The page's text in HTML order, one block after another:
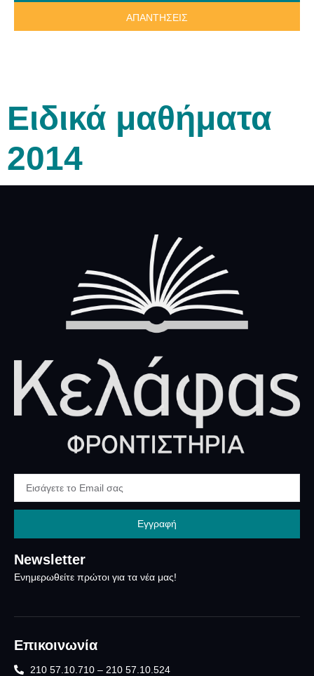
ΑΠΑΝΤΗΣΕΙΣ
Ειδικά μαθήματα
2014
Newsletter
Ενημερωθείτε πρώτοι για τα νέα μας!
Εγγραφή
Επικοινωνία
210 57.10.710 – 210 57.10.524